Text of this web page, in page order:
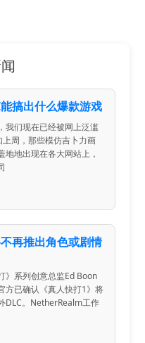
搞出什么爆款游戏
我们现在已经被网上泛滥
上周，那些模仿吉卜力画
地出现在各大网站上，
再推出角色或剧情
》系列创意总监Ed Boon
方已确认《真人快打1》将
DLC。NetherRealm工作